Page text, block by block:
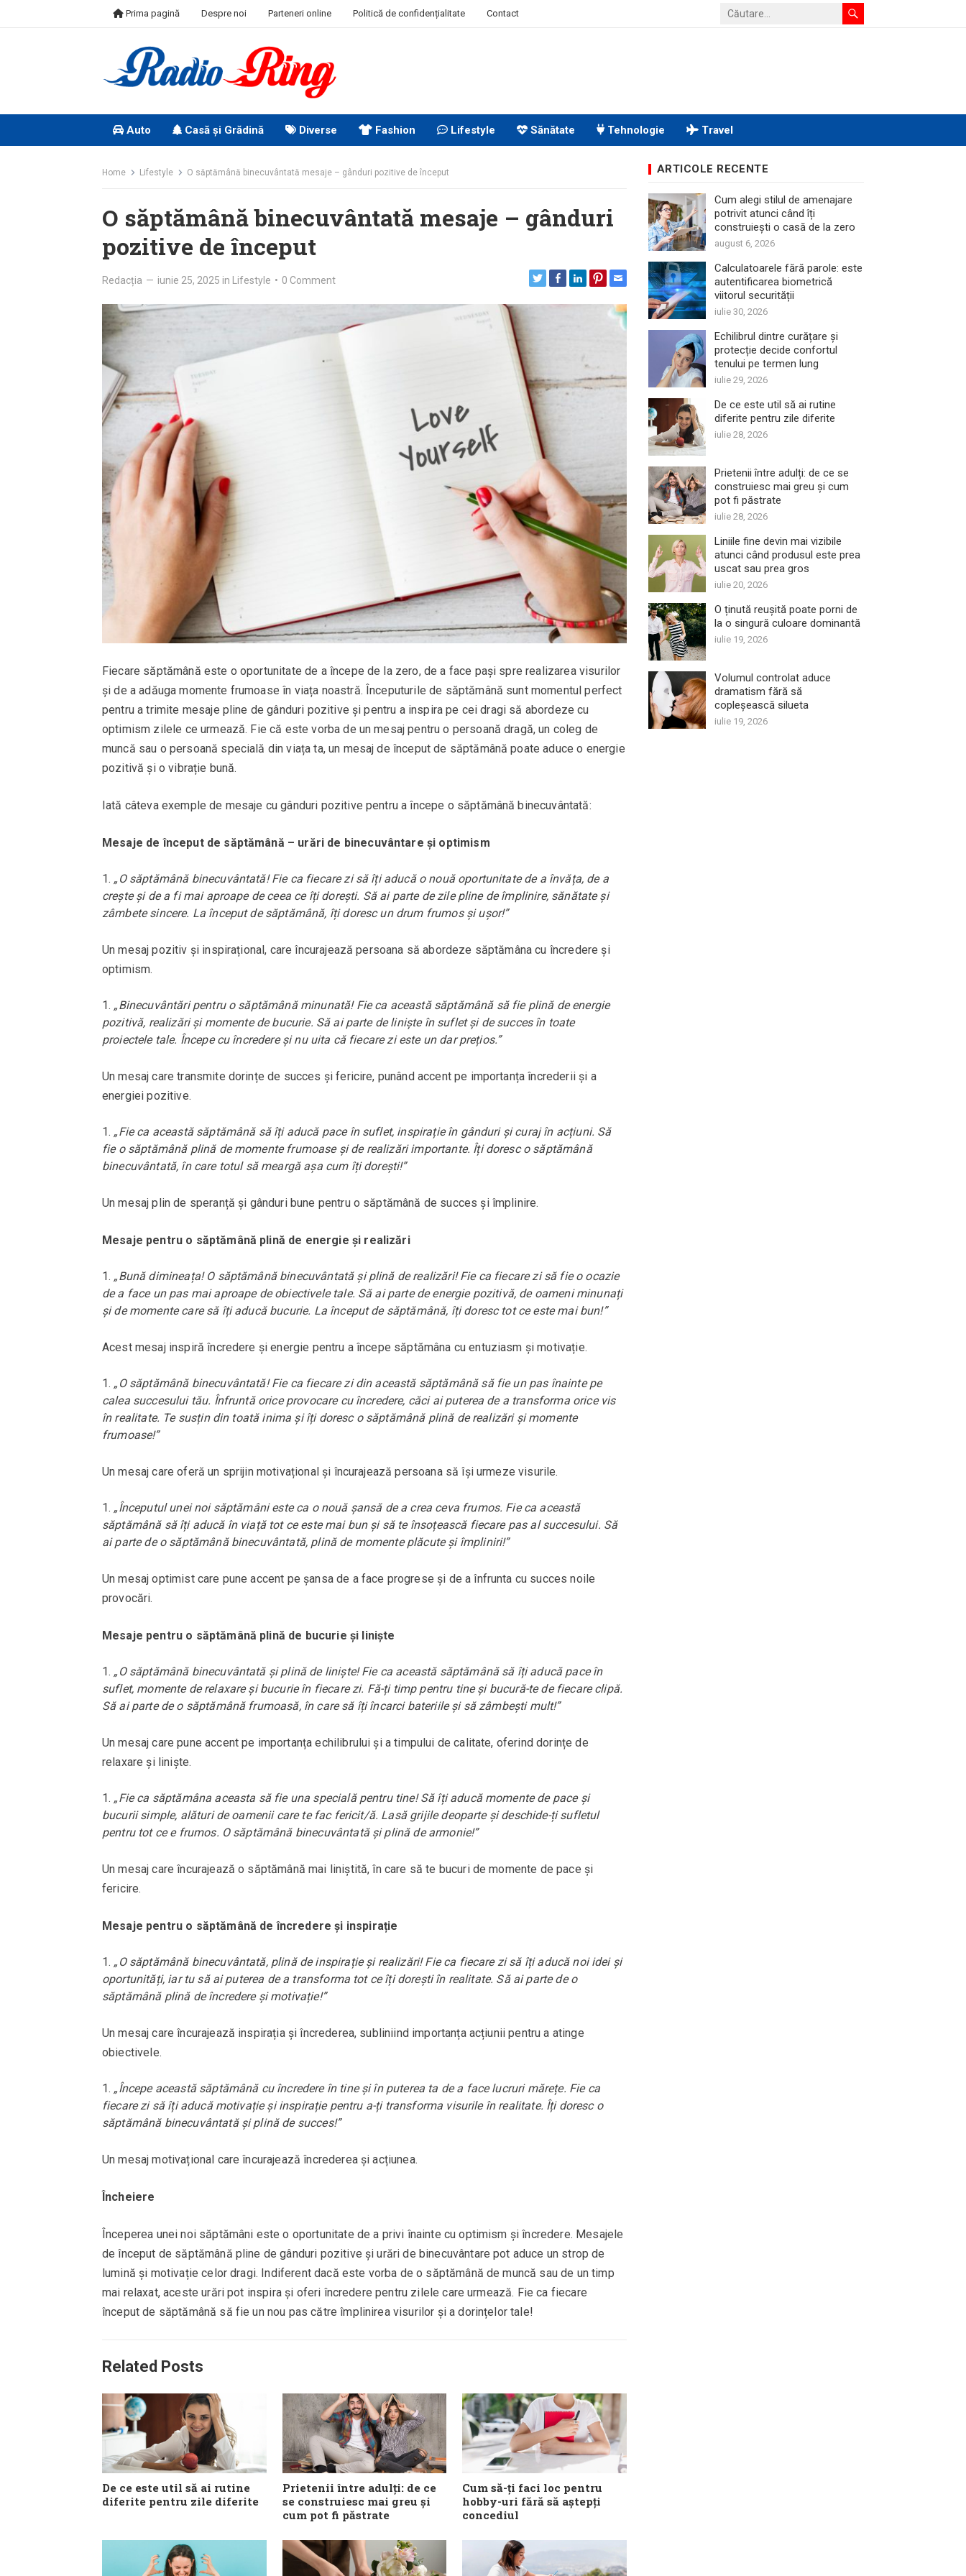
Prima pagină Despre noi Parteneri online Politică de confidențialitate Contact
Auto Casă și Grădină Diverse Fashion Lifestyle Sănătate Tehnologie Travel
Home Lifestyle O săptămână binecuvântată mesaje – gânduri pozitive de început
O săptămână binecuvântată mesaje – gânduri
pozitive de început
Redacția — iunie 25, 2025 in Lifestyle • 0 Comment
Fiecare săptămână este o oportunitate de a începe de la zero, de a face pași spre realizarea visurilor
și de a adăuga momente frumoase în viața noastră. Începuturile de săptămână sunt momentul perfect
pentru a trimite mesaje pline de gânduri pozitive și pentru a inspira pe cei dragi să abordeze cu
optimism zilele ce urmează. Fie că este vorba de un mesaj pentru o persoană dragă, un coleg de
muncă sau o persoană specială din viața ta, un mesaj de început de săptămână poate aduce o energie
pozitivă și o vibrație bună.
Iată câteva exemple de mesaje cu gânduri pozitive pentru a începe o săptămână binecuvântată:
Mesaje de început de săptămână – urări de binecuvântare și optimism
„O săptămână binecuvântată! Fie ca fiecare zi să îți aducă o nouă oportunitate de a învăța, de a
crește și de a fi mai aproape de ceea ce îți dorești. Să ai parte de zile pline de împlinire, sănătate și
zâmbete sincere. La început de săptămână, îți doresc un drum frumos și ușor!”
Un mesaj pozitiv și inspirațional, care încurajează persoana să abordeze săptămâna cu încredere și
optimism.
„Binecuvântări pentru o săptămână minunată! Fie ca această săptămână să fie plină de energie
pozitivă, realizări și momente de bucurie. Să ai parte de liniște în suflet și de succes în toate
proiectele tale. Începe cu încredere și nu uita că fiecare zi este un dar prețios.”
Un mesaj care transmite dorințe de succes și fericire, punând accent pe importanța încrederii și a
energiei pozitive.
„Fie ca această săptămână să îți aducă pace în suflet, inspirație în gânduri și curaj în acțiuni. Să
fie o săptămână plină de momente frumoase și de realizări importante. Îți doresc o săptămână
binecuvântată, în care totul să meargă așa cum îți dorești!”
Un mesaj plin de speranță și gânduri bune pentru o săptămână de succes și împlinire.
Mesaje pentru o săptămână plină de energie și realizări
„Bună dimineața! O săptămână binecuvântată și plină de realizări! Fie ca fiecare zi să fie o ocazie
de a face un pas mai aproape de obiectivele tale. Să ai parte de energie pozitivă, de oameni minunați
și de momente care să îți aducă bucurie. La început de săptămână, îți doresc tot ce este mai bun!”
Acest mesaj inspiră încredere și energie pentru a începe săptămâna cu entuziasm și motivație.
„O săptămână binecuvântată! Fie ca fiecare zi din această săptămână să fie un pas înainte pe
calea succesului tău. Înfruntă orice provocare cu încredere, căci ai puterea de a transforma orice vis
în realitate. Te susțin din toată inima și îți doresc o săptămână plină de realizări și momente
frumoase!”
Un mesaj care oferă un sprijin motivațional și încurajează persoana să își urmeze visurile.
„Începutul unei noi săptămâni este ca o nouă șansă de a crea ceva frumos. Fie ca această
săptămână să îți aducă în viață tot ce este mai bun și să te însoțească fiecare pas al succesului. Să
ai parte de o săptămână binecuvântată, plină de momente plăcute și împliniri!”
Un mesaj optimist care pune accent pe șansa de a face progrese și de a înfrunta cu succes noile
provocări.
Mesaje pentru o săptămână plină de bucurie și liniște
„O săptămână binecuvântată și plină de liniște! Fie ca această săptămână să îți aducă pace în
suflet, momente de relaxare și bucurie în fiecare zi. Fă-ți timp pentru tine și bucură-te de fiecare clipă.
Să ai parte de o săptămână frumoasă, în care să îți încarci bateriile și să zâmbești mult!”
Un mesaj care pune accent pe importanța echilibrului și a timpului de calitate, oferind dorințe de
relaxare și liniște.
„Fie ca săptămâna aceasta să fie una specială pentru tine! Să îți aducă momente de pace și
bucurii simple, alături de oamenii care te fac fericit/ă. Lasă grijile deoparte și deschide-ți sufletul
pentru tot ce e frumos. O săptămână binecuvântată și plină de armonie!”
Un mesaj care încurajează o săptămână mai liniștită, în care să te bucuri de momente de pace și
fericire.
Mesaje pentru o săptămână de încredere și inspirație
„O săptămână binecuvântată, plină de inspirație și realizări! Fie ca fiecare zi să îți aducă noi idei și
oportunități, iar tu să ai puterea de a transforma tot ce îți dorești în realitate. Să ai parte de o
săptămână plină de încredere și motivație!”
Un mesaj care încurajează inspirația și încrederea, subliniind importanța acțiunii pentru a atinge
obiectivele.
„Începe această săptămână cu încredere în tine și în puterea ta de a face lucruri mărețe. Fie ca
fiecare zi să îți aducă motivație și inspirație pentru a-ți transforma visurile în realitate. Îți doresc o
săptămână binecuvântată și plină de succes!”
Un mesaj motivațional care încurajează încrederea și acțiunea.
Încheiere
Începerea unei noi săptămâni este o oportunitate de a privi înainte cu optimism și încredere. Mesajele
de început de săptămână pline de gânduri pozitive și urări de binecuvântare pot aduce un strop de
lumină și motivație celor dragi. Indiferent dacă este vorba de o săptămână de muncă sau de un timp
mai relaxat, aceste urări pot inspira și oferi încredere pentru zilele care urmează. Fie ca fiecare
început de săptămână să fie un nou pas către împlinirea visurilor și a dorințelor tale!
Related Posts
De ce este util să ai rutine
diferite pentru zile diferite
Prietenii între adulți: de ce
se construiesc mai greu și
cum pot fi păstrate
Cum să-ți faci loc pentru
hobby-uri fără să aștepți
concediul
ARTICOLE RECENTE
Cum alegi stilul de amenajare
potrivit atunci când îți
construiești o casă de la zero
august 6, 2026
Calculatoarele fără parole: este
autentificarea biometrică
viitorul securității
iulie 30, 2026
Echilibrul dintre curățare și
protecție decide confortul
tenului pe termen lung
iulie 29, 2026
De ce este util să ai rutine
diferite pentru zile diferite
iulie 28, 2026
Prietenii între adulți: de ce se
construiesc mai greu și cum
pot fi păstrate
iulie 28, 2026
Liniile fine devin mai vizibile
atunci când produsul este prea
uscat sau prea gros
iulie 20, 2026
O ținută reușită poate porni de
la o singură culoare dominantă
iulie 19, 2026
Volumul controlat aduce
dramatism fără să
copleșească silueta
iulie 19, 2026